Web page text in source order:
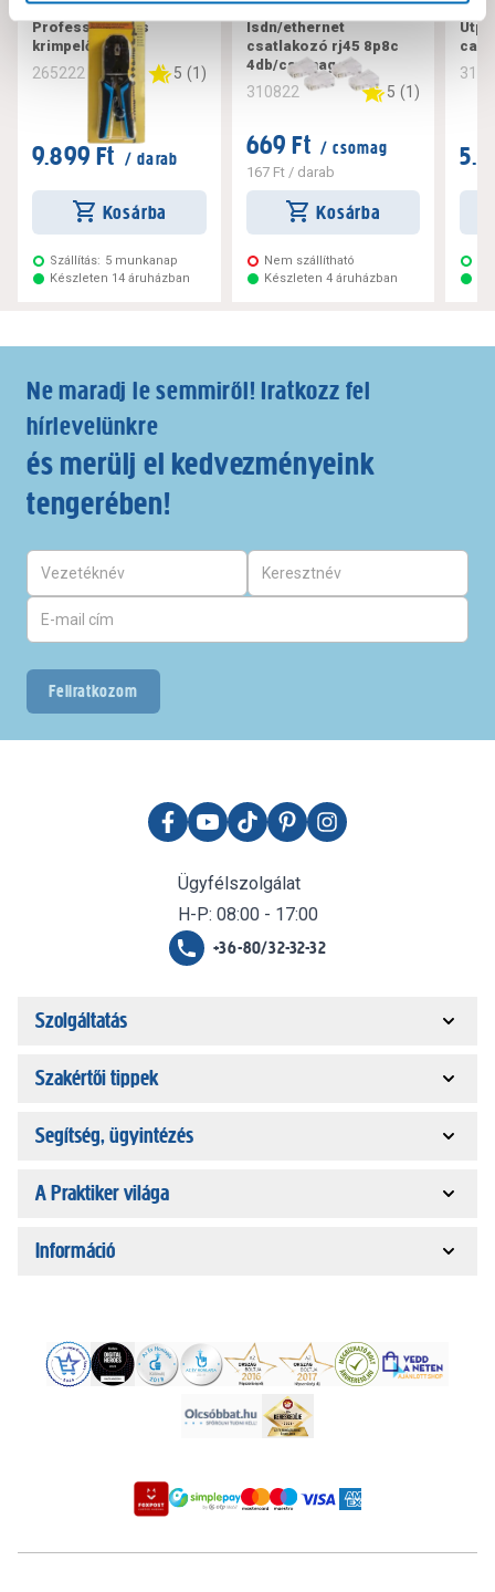
Professzionális
krimpelő fogó
265222 5 (1)
9.899 Ft / darab
Kosárba
Szállítás: 5 munkanap
Készleten 14 áruházban
Isdn/ethernet
csatlakozó rj45 8p8c
4db/csomag
310822 5 (1)
669 Ft / csomag
167 Ft/ darab
Kosárba
Nem szállítható
Készleten 4 áruházban
Utp
cat
Ne maradj le semmiről! Iratkozz fel
hírlevelünkre
és merülj el kedvezményeink
tengerében!
Feliratkozom
Ügyfélszolgálat
H-P: 08:00 - 17:00
+36-80/32-32-32
Szolgáltatás
Szakértői tippek
Segítség, ügyintézés
A Praktiker világa
Információ